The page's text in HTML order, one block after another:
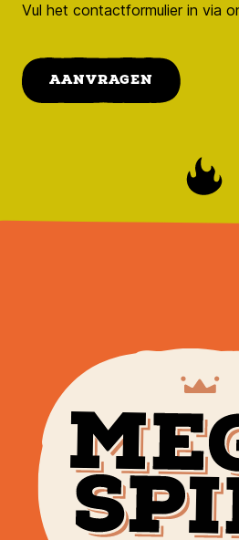
Vul het contactformulier in via
AANVRAGEN